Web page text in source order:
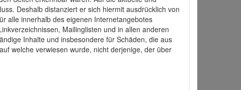
Deshalb distanziert er sich hiermit ausdrücklich von
alle innerhalb des eigenen Internetangebotes
Mailinglisten und in allen anderen
Inhalte und insbesondere für Schäden, die aus
welche verwiesen wurde, nicht derjenige, der über